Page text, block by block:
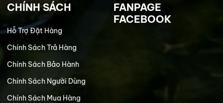
CHÍNH SÁCH
Hỗ Trợ Đặt Hàng
Chính Sách Trả Hàng
Chính Sách Bảo Hành
Chính Sách Người Dùng
Chính Sách Mua Hàng
FANPAGE
FACEBOOK